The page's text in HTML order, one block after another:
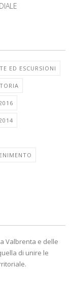
ED ESCURSIONI
Valbrenta e delle
di unire le